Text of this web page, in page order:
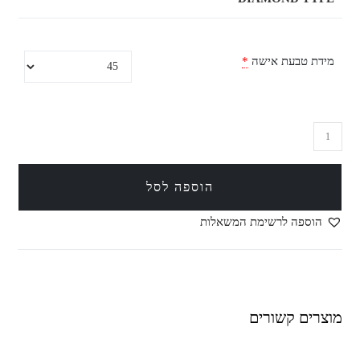
מידת טבעת אישה *
הוספה לסל
הוספה לרשימת המשאלות
מוצרים קשורים